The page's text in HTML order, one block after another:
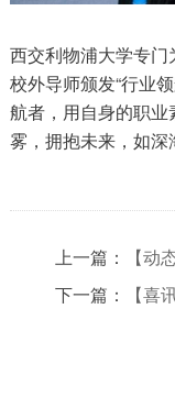
西交利物浦大学专
校外导师颁发“行业
航者，用自身的职
雾，拥抱未来，如深
上一篇：
【动态
下一篇：
【喜讯